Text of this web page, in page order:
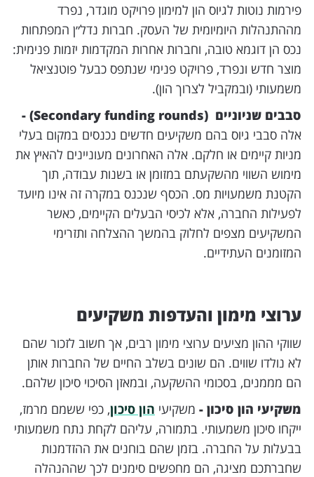
פירמות נוטות לגיוס הון למימון פרויקט מוגדר, נפרד
מההתנהלות היומיומית של העסק. חברות נדל״ן המפתחות
נכס הן דוגמא טובה, וחברות אחרות המקדמות יזמות פנימית:
מוצר חדש ונפרד, פרויקט פנימי שנתפס כבעל פוטנציאל
משמעותי (ובמקביל לצרוך הון).
סבבים שניוניים (Secondary funding rounds) -
אלה סבבי גיוס בהם משקיעים חדשים נכנסים במקום בעלי
מניות קיימים או חלקם. אלה האחרונים מעוניינים להאיץ את
מימוש השווי מהשקעתם במזומן או בשנות עבודה, תוך
הקטנת משמעויות מס. הכסף שנכנס במקרה זה אינו מיועד
לפעילות החברה, אלא לכיסי הבעלים הקיימים, כאשר
המשקיעים מצפים לחלוק בהמשך ההצלחה ותזרימי
המזומנים העתידיים.
ערוצי מימון והעדפות משקיעים
שווקי ההון מציעים ערוצי מימון רבים, אך חשוב לזכור שהם
לא נולדו שווים. הם שונים בשלב החיים של החברות אותן
הם מממנים, בסכומי ההשקעה, ובמאזן הסיכוי סיכון שלהם.
משקיעי הון סיכון - משקיעי הון סיכון, כפי ששמם מרמז,
ייקחו סיכון משמעותי. בתמורה, עליהם לקחת נתח משמעותי
בבעלות על החברה. בזמן שהם בוחנים את ההזדמנות
שחברתכם מציגה, הם מחפשים סימנים לכך שההנהלה